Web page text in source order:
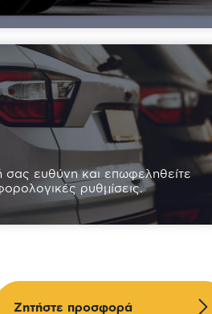
σας ευθύνη και επωφεληθείτε
ρυθμίσεις.
Ζητήστε προσφορά